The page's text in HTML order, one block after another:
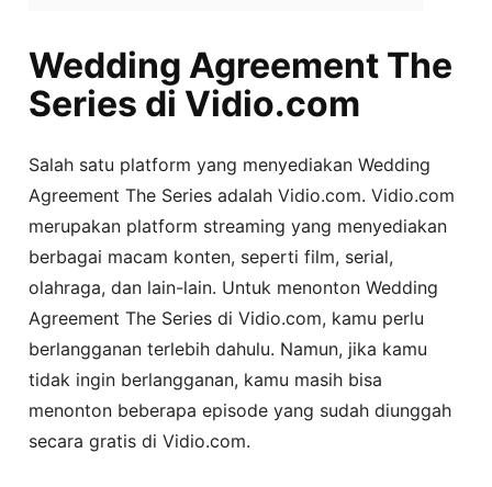
Wedding Agreement The
Series di Vidio.com
Salah satu platform yang menyediakan Wedding
Agreement The Series adalah Vidio.com. Vidio.com
merupakan platform streaming yang menyediakan
berbagai macam konten, seperti film, serial,
olahraga, dan lain-lain. Untuk menonton Wedding
Agreement The Series di Vidio.com, kamu perlu
berlangganan terlebih dahulu. Namun, jika kamu
tidak ingin berlangganan, kamu masih bisa
menonton beberapa episode yang sudah diunggah
secara gratis di Vidio.com.